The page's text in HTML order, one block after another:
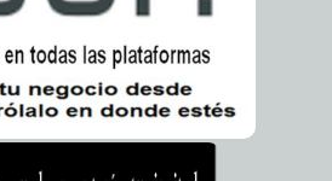
aeropuerto de México costó 232% más
frío ingresa este lunes a Yucatán
de Mérida afectaciones por
Frío No. 36 afectaron más a Abalá y